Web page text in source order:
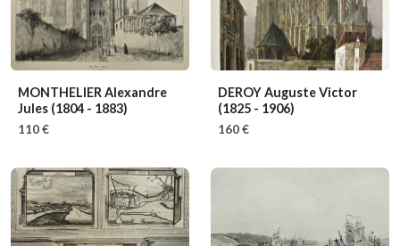
MONTHELIER Alexandre
Jules (1804 - 1883)
110 €
DEROY Auguste Victor
(1825 - 1906)
160 €